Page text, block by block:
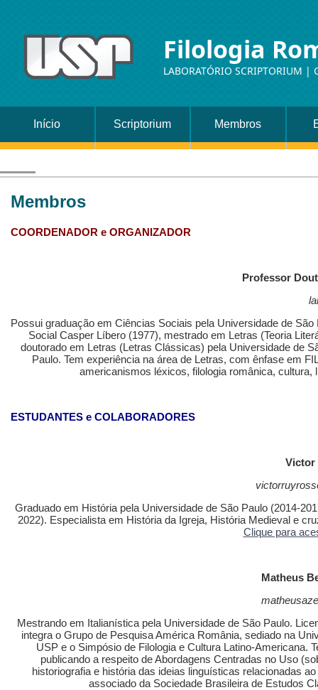
Filologia
LABORATÓRIO SCRIPTORIUM |
Início Scriptorium Membros
Membros
COORDENADOR e ORGANIZADOR
Professor
Possui graduação em Ciências Sociais pela Universidade de
Social Casper Líbero (1977), mestrado em Letras (Teoria
doutorado em Letras (Letras Clássicas) pela Universidade de
Paulo. Tem experiência na área de Letras, com ênfase em
americanismos léxicos, filologia românica, cultura,
ESTUDANTES e COLABORADORES
Victor
Graduado em História pela Universidade de São Paulo (2014-
2022). Especialista em História da Igreja, História Medieval e
Clique para
Matheus
Mestrando em Italianística pela Universidade de São Paulo.
integra o Grupo de Pesquisa América România, sediado na
USP e o Simpósio de Filologia e Cultura Latino-
publicando a respeito de Abordagens Centradas no Uso
historiografia e história das ideias linguísticas relacionadas
associado da Sociedade Brasileira de Estudos